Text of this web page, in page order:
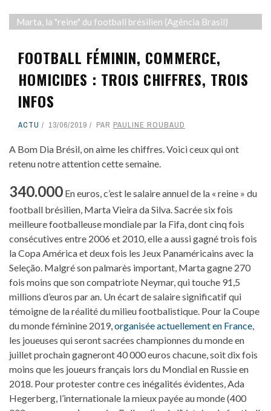
Marta, la "reine" du football brésilien (Agência Brasil)
FOOTBALL FÉMININ, COMMERCE,
HOMICIDES : TROIS CHIFFRES, TROIS
INFOS
ACTU 13/06/2019 PAR PAULINE ROUBAUD
A Bom Dia Brésil, on aime les chiffres. Voici ceux qui ont
retenu notre attention cette semaine.
340.000 En euros, c’est le salaire annuel de la « reine » du
football brésilien, Marta Vieira da Silva. Sacrée six fois
meilleure footballeuse mondiale par la Fifa, dont cinq fois
consécutives entre 2006 et 2010, elle a aussi gagné trois fois
la Copa América et deux fois les Jeux Panaméricains avec la
Seleção. Malgré son palmarès important, Marta gagne 270
fois moins que son compatriote Neymar, qui touche 91,5
millions d’euros par an. Un écart de salaire significatif qui
témoigne de la réalité du milieu footbalistique. Pour la Coupe
du monde féminine 2019,organisée actuellement en France,
les joueuses qui seront sacrées championnes du monde en
juillet prochain gagneront 40 000 euros chacune, soit dix fois
moins que les joueurs français lors du Mondial en Russie en
2018. Pour protester contre ces inégalités évidentes, Ada
Hegerberg, l’internationale la mieux payée au monde (400